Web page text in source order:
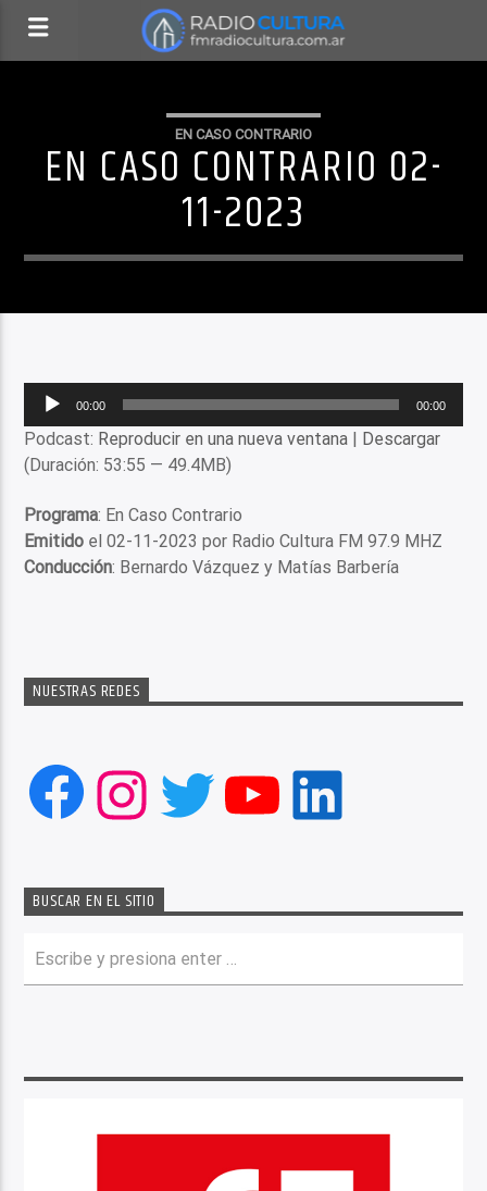
EN CASO CONTRARIO
EN CASO CONTRARIO 02-
11-2023
Reproductor
audio
00:00 00:00
Podcast: Reproducir en una nueva ventana | Descargar
(Duración: 53:55 — 49.4MB)
Programa: En Caso Contrario
Emitido el 02-11-2023 por Radio Cultura FM 97.9 MHZ
Conducción: Bernardo Vázquez y Matías Barbería
NUESTRAS REDES
Facebook
Instagram
Twitter
YouTube
LinkedIn
BUSCAR EN EL SITIO